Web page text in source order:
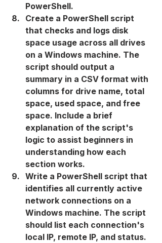
PowerShell.
Create a PowerShell script
that checks and logs disk
space usage across all drives
on a Windows machine. The
script should output a
summary in a CSV format with
columns for drive name, total
space, used space, and free
space. Include a brief
explanation of the script's
logic to assist beginners in
understanding how each
section works.
Write a PowerShell script that
identifies all currently active
network connections on a
Windows machine. The script
should list each connection's
local IP, remote IP, and status.